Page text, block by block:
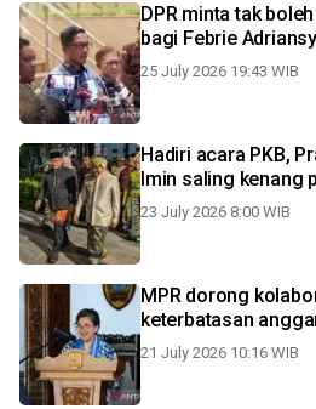
DPR minta tak
bagi Febrie
25 July 2026 19:43 WIB
Hadiri acara PKB,
Imin saling kenang
23 July 2026 8:00 WIB
MPR dorong
keterbatasan
21 July 2026 10:16 WIB